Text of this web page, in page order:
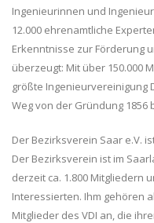
Ingenieurinnen und
12.000 ehrenamtliche
Erkenntnisse zur Förderung
überzeugt: Mit über 150.000
größte Ingenieurvereinigung
Weg von der Gründung 1856
Der Bezirksverein Saar e.V.
Der Bezirksverein ist im
derzeit ca. 1.800 Mitgliedern
Interessierten. Ihm gehören
Mitglieder des VDI an, die